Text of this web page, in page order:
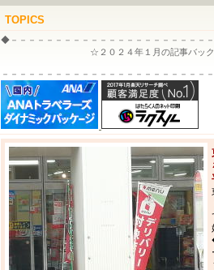
TOPICS
◆－－－－－－－－－－－－－－－－－－－－－－
☆２０２４年１月の記事バックナ
－－－－－－－－－－－－－－－－－－－－－－－